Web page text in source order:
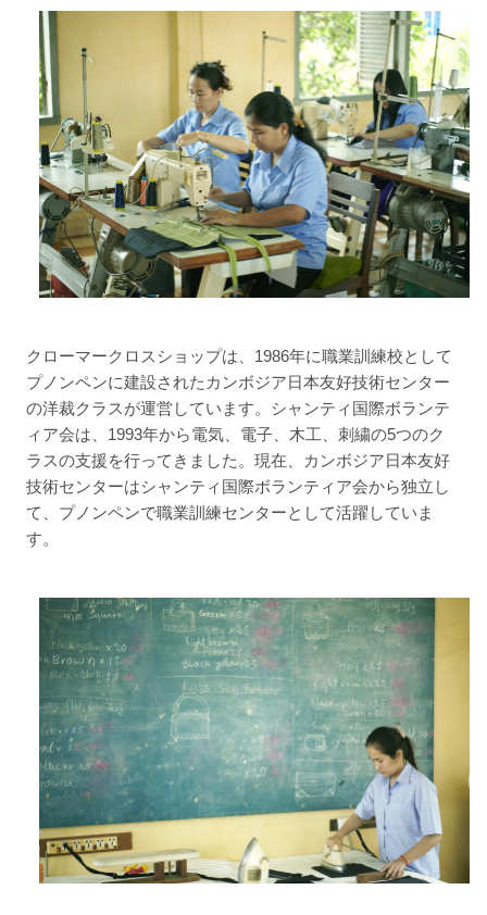
クローマークロスショップは、1986年に職業訓練校として
プノンペンに建設されたカンボジア日本友好技術センター
の洋裁クラスが運営しています。シャンティ国際ボランテ
ィア会は、1993年から電気、電子、木工、刺繍の5つのク
ラスの支援を行ってきました。現在、カンボジア日本友好
技術センターはシャンティ国際ボランティア会から独立し
て、プノンペンで職業訓練センターとして活躍していま
す。